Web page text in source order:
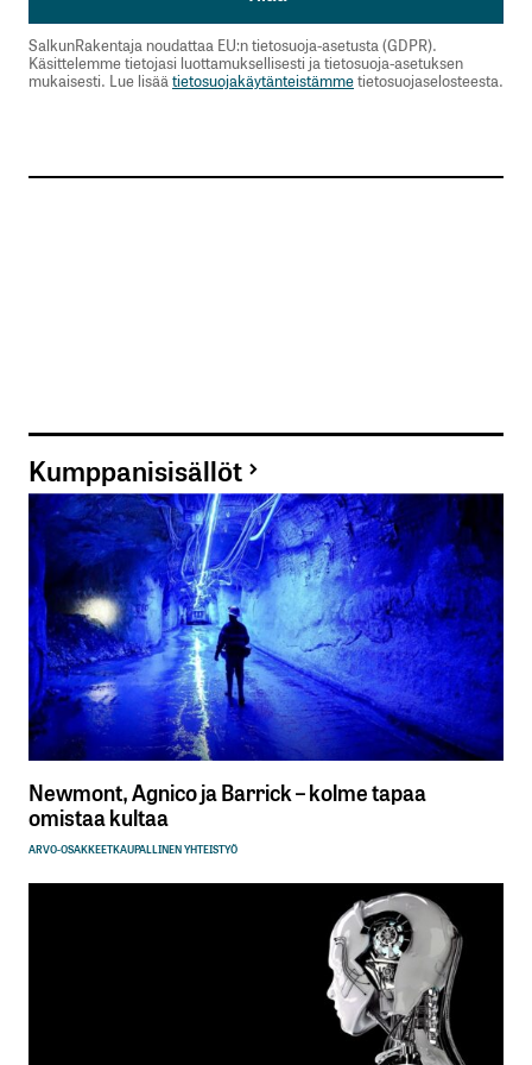
kentät on merkitty*
Sähköpostiosoitteesi *
Tilaa SalkunRakentajan uutiskirje
Lähetä kommentti
SalkunRakentaja noudattaa EU:n tietosuoja-asetusta (GDPR).
Käsittelemme tietojasi luottamuksellisesti ja tietosuoja-asetuksen
mukaisesti. Lue lisää tietosuojakäytänteistämmetietosuojaselosteesta.
Kumppanisisällöt
Newmont, Agnico ja Barrick – kolme tapaa
omistaa kultaa
ARVO-OSAKKEETKAUPALLINEN YHTEISTYÖ